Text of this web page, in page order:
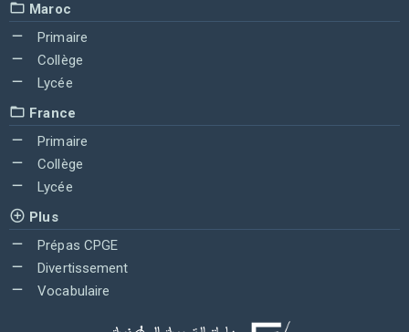
Maroc
Primaire
Collège
Lycée
France
Primaire
Collège
Lycée
Plus
Prépas CPGE
Divertissement
Vocabulaire